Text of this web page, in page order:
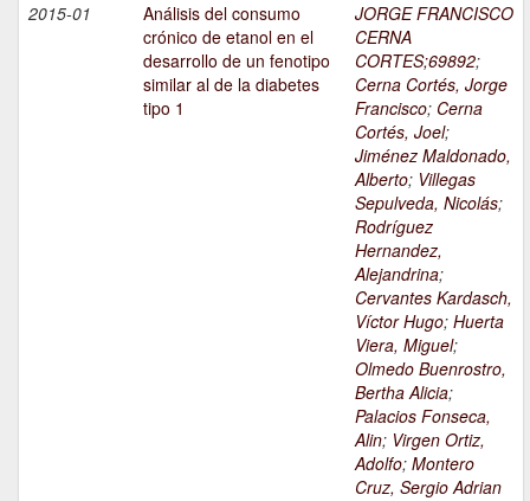
2015-01
Análisis del consumo
crónico de etanol en el
desarrollo de un fenotipo
similar al de la diabetes
tipo 1
JORGE FRANCISCO
CERNA
CORTES;69892;
Cerna Cortés, Jorge
Francisco; Cerna
Cortés, Joel;
Jiménez Maldonado,
Alberto; Villegas
Sepulveda, Nicolás;
Rodríguez
Hernandez,
Alejandrina;
Cervantes Kardasch,
Víctor Hugo; Huerta
Viera, Miguel;
Olmedo Buenrostro,
Bertha Alicia;
Palacios Fonseca,
Alin; Virgen Ortiz,
Adolfo; Montero
Cruz, Sergio Adrian